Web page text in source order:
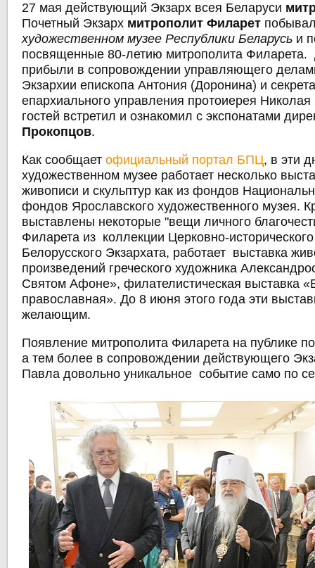
27 мая действующий Экзарх всея Беларуси
Почетный Экзарх митрополит Филарет
художественном музее Республики Беларусь и
посвященные 80-летию митрополита Филарета.
прибыли в сопровождении управляющего
Экзархии епископа Антония (Доронина) и
епархиального управления протоиерея
гостей встретил и ознакомил с экспонатами
Прокопцов.
Как сообщаетофициальный портал БПЦ, в эти
художественном музее работает несколько
живописи и скульптур как из фондов
фондов Ярославского художественного музея.
выставлены некоторые "вещи личного
Филарета из коллекции Церковно-
Белорусского Экзархата, работает выставка
произведений греческого художника
Святом Афоне», филателистическая выставка
православная». До 8 июня этого года эти
желающим.
Появление митрополита Филарета на публике
а тем более в сопровождении действующего
Павла довольно уникальное событие само по